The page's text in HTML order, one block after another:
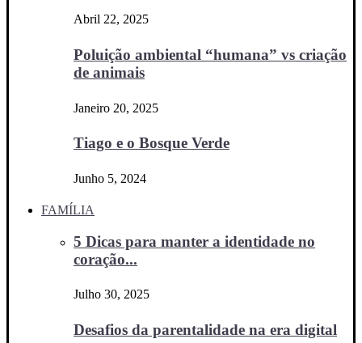
Abril 22, 2025
Poluição ambiental “humana” vs criação
de animais
Janeiro 20, 2025
Tiago e o Bosque Verde
Junho 5, 2024
FAMÍLIA
5 Dicas para manter a identidade no
coração...
Julho 30, 2025
Desafios da parentalidade na era digital